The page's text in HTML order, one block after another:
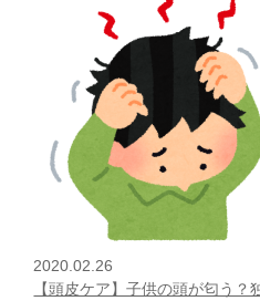
2020.02.26
【頭皮ケア】子供の頭が匂う